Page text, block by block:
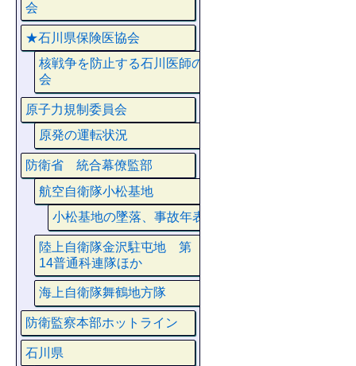
会
★石川県保険医協会
核戦争を防止する石川医師の
会
原子力規制委員会
原発の運転状況
防衛省 統合幕僚監部
航空自衛隊小松基地
小松基地の墜落、事故年表
陸上自衛隊金沢駐屯地 第
14普通科連隊ほか
海上自衛隊舞鶴地方隊
防衛監察本部ホットライン
石川県